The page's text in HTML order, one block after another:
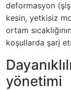
deformasyon
kesin, yetkisiz
ortam
koşullarda şarj
yönetimi